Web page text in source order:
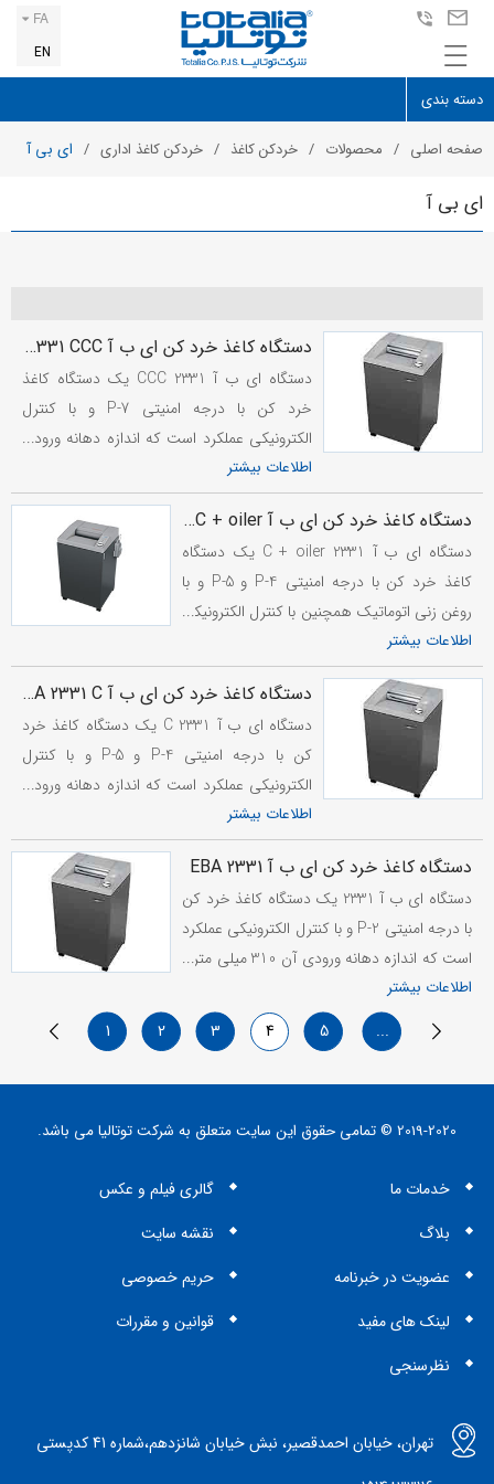
FA
EN
دسته بندی
صفحه اصلی محصولات خردکن کاغذ خردکن کاغذ اداری ای بی آ
ای بی آ
دستگاه کاغذ خرد کن ای ب آ EBA 2331 CCC
دستگاه ای ب آ 2331 CCC یک دستگاه کاغذ
خرد کن با درجه امنیتی P-7 و با کنترل
الکترونیکی عملکرد است که اندازه دهانه ورودی
باشد.
اطلاعات بیشتر
دستگاه کاغذ خرد کن ای ب آ EBA 2331 C + oiler
دستگاه ای ب آ 2331 C + oiler یک دستگاه
کاغذ خرد کن با درجه امنیتی P-4 و P-5 و با
روغن زنی اتوماتیک همچنین با کنترل الکترونیکی
میلی متر و برای کاغذ A3 مناسب می ب...
اطلاعات بیشتر
دستگاه کاغذ خرد کن ای ب آ EBA 2331 C
دستگاه ای ب آ 2331 C یک دستگاه کاغذ خرد
کن با درجه امنیتی P-4 و P-5 و با کنترل
الکترونیکی عملکرد است که اندازه دهانه ورودی
باشد.
اطلاعات بیشتر
دستگاه کاغذ خرد کن ای ب آ EBA 2331
دستگاه ای ب آ 2331 یک دستگاه کاغذ خرد کن
با درجه امنیتی P-2 و با کنترل الکترونیکی عملکرد
است که اندازه دهانه ورودی آن 310 میلی متر و
برای کاغذ A3 مناسب می باشد.
اطلاعات بیشتر
1 2 3 4 5 ...
خدمات ما
بلاگ
عضویت در خبرنامه
لینک های مفید
نظرسنجی
گالری فیلم و عکس
نقشه سایت
حریم خصوصی
قوانین و مقررات
تهران، خیابان احمدقصیر، نبش خیابان شانزدهم،شماره 41 کدپستی
2019-2020 © تمامی حقوق این سایت متعلق به شرکت توتالیا می باشد.